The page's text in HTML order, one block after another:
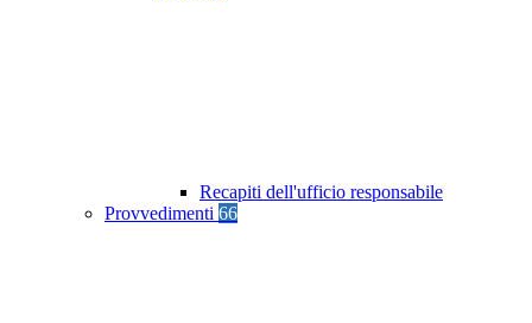
Recapiti dell'ufficio responsabile
Provvedimenti 66